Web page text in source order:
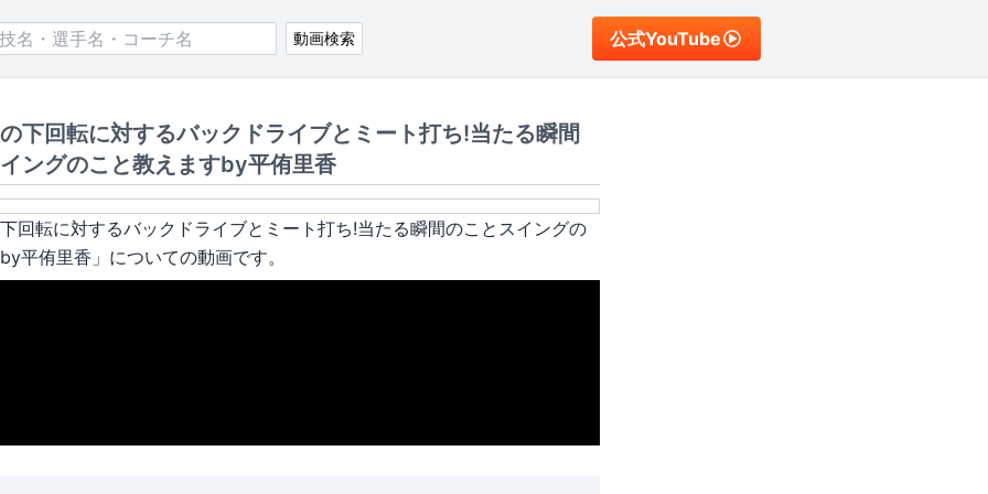
動画検索 公式YouTube
下回転に対するバックドライブとミート打ち!当たる瞬間
ングのこと教えますby平侑里香
回転に対するバックドライブとミート打ち!当たる瞬間のことスイングの
平侑里香 」についての動画です。